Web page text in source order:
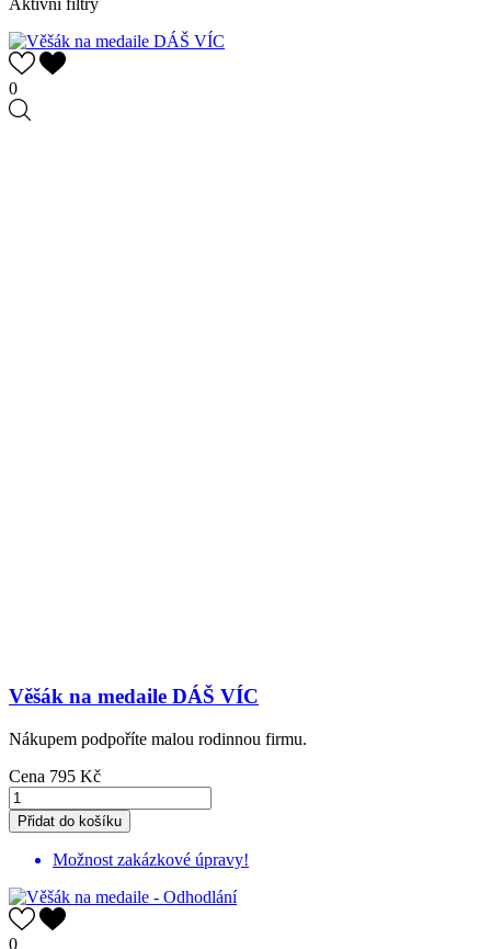
Aktivní filtry
0
Věšák na medaile DÁŠ VÍC
Nákupem podpoříte malou rodinnou firmu.
Cena 795 Kč
Přidat do košíku
Možnost zakázkové úpravy!
0